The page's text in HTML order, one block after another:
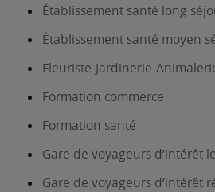
Établissement santé long
Établissement santé moyen
Fleuriste-Jardinerie-
Formation commerce
Formation santé
Gare de voyageurs d’intérêt
Gare de voyageurs d’intérêt